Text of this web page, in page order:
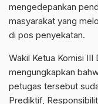
mengedepankan
masyarakat yang
di pos penyekatan.
Wakil Ketua Komisi III
mengungkapkan
petugas tersebut
Prediktif,